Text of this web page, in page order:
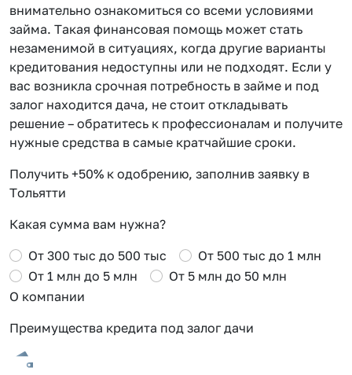
внимательно ознакомиться со всеми условиями
займа. Такая финансовая помощь может стать
незаменимой в ситуациях, когда другие варианты
кредитования недоступны или не подходят. Если у
вас возникла срочная потребность в займе и под
залог находится дача, не стоит откладывать
решение – обратитесь к профессионалам и получите
нужные средства в самые кратчайшие сроки.
Получить +50% к одобрению, заполнив заявку в
Тольятти
Какая сумма вам нужна?
От 300 тыс до 500 тыс
От 500 тыс до 1 млн
От 1 млн до 5 млн
От 5 млн до 50 млн
О компании
Преимущества кредита под залог дачи